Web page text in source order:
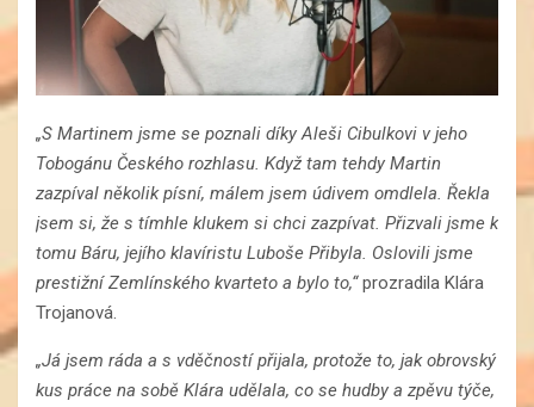
„S Martinem jsme se poznali díky Aleši Cibulkovi v jeho
Tobogánu Českého rozhlasu. Když tam tehdy Martin
zazpíval několik písní, málem jsem údivem omdlela. Řekla
jsem si, že s tímhle klukem si chci zazpívat. Přizvali jsme k
tomu Báru, jejího klavíristu Luboše Přibyla. Oslovili jsme
prestižní Zemlínského kvarteto a bylo to,“prozradila Klára
Trojanová.
„Já jsem ráda a s vděčností přijala, protože to, jak obrovský
kus práce na sobě Klára udělala, co se hudby a zpěvu týče,